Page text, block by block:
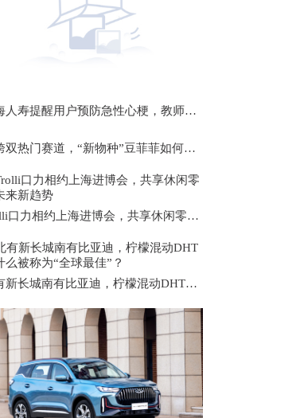
前海人寿提醒用户预防急性心梗，教师陈琳用新颖教学让学生爱上课堂
横跨双热门赛道，“新物种”豆菲菲如何引爆市场？
Trolli口力相约上海进博会，共享休闲零食未来新趋势
北有新长城南有比亚迪，柠檬混动DHT凭什么被称为“全球最佳”？